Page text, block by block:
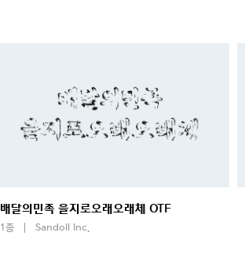
배달의민족 을지로오래오래체 OTF
1종 Sandoll Inc.